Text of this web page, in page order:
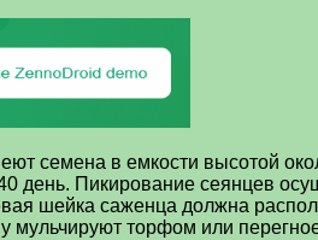
семена в емкости высотой
день. Пикирование сеянцев
шейка саженца должна
мульчируют торфом или